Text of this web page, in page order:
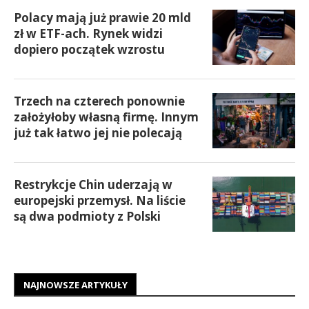
Polacy mają już prawie 20 mld
zł w ETF-ach. Rynek widzi
dopiero początek wzrostu
Trzech na czterech ponownie
założyłoby własną firmę. Innym
już tak łatwo jej nie polecają
Restrykcje Chin uderzają w
europejski przemysł. Na liście
są dwa podmioty z Polski
NAJNOWSZE ARTYKUŁY